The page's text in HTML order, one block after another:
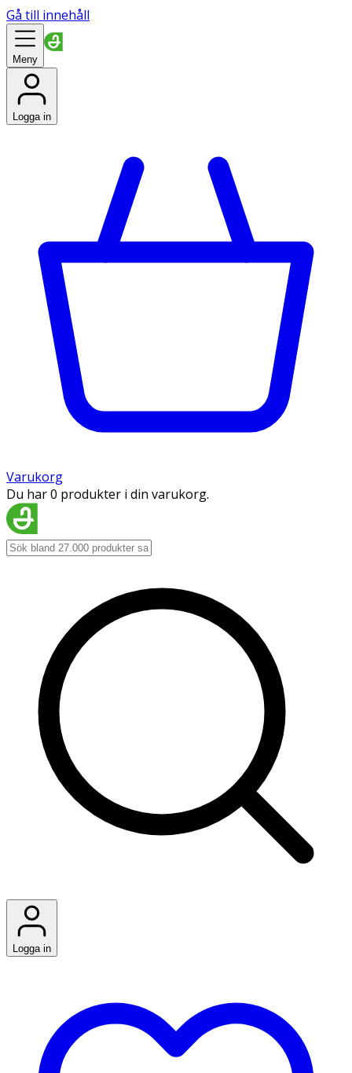
Gå till innehåll
Meny
Logga in
Varukorg
Du har 0 produkter i din varukorg.
Logga in